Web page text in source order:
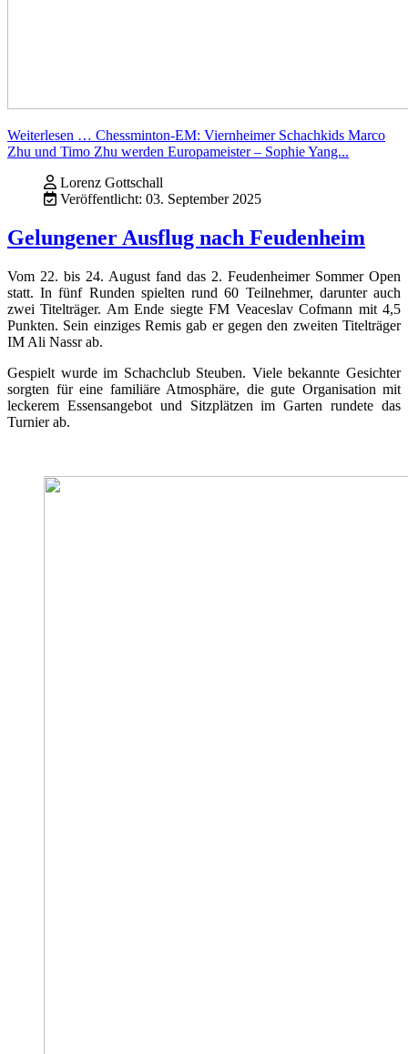
Weiterlesen … Chessminton-EM: Viernheimer Schachkids Marco
Zhu und Timo Zhu werden Europameister – Sophie Yang...
Lorenz Gottschall
Veröffentlicht: 03. September 2025
Gelungener Ausflug nach Feudenheim
Vom 22. bis 24. August fand das 2. Feudenheimer Sommer Open
statt. In fünf Runden spielten rund 60 Teilnehmer, darunter auch
zwei Titelträger. Am Ende siegte FM Veaceslav Cofmann mit 4,5
Punkten. Sein einziges Remis gab er gegen den zweiten Titelträger
IM Ali Nassr ab.
Gespielt wurde im Schachclub Steuben. Viele bekannte Gesichter
sorgten für eine familiäre Atmosphäre, die gute Organisation mit
leckerem Essensangebot und Sitzplätzen im Garten rundete das
Turnier ab.